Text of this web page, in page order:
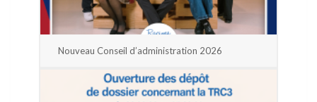
Nouveau Conseil d’administration 2026